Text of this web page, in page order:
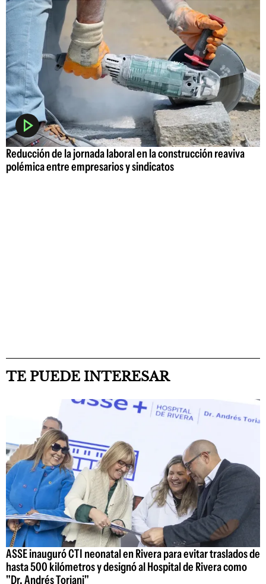
Reducción de la jornada laboral en la construcción reaviva
polémica entre empresarios y sindicatos
TE PUEDE INTERESAR
ASSE inauguró CTI neonatal en Rivera para evitar traslados de
hasta 500 kilómetros y designó al Hospital de Rivera como
"Dr. Andrés Toriani"